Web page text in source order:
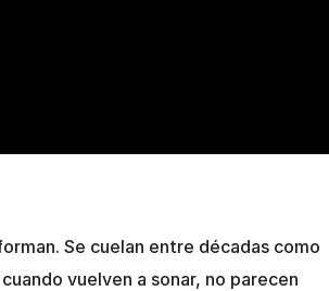
Se cuelan entre décadas como
vuelven a sonar, no parecen